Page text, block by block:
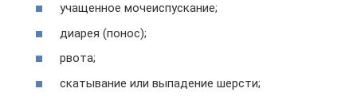
учащенное мочеиспускание;
диарея (понос);
рвота;
скатывание или выпадение шерсти;